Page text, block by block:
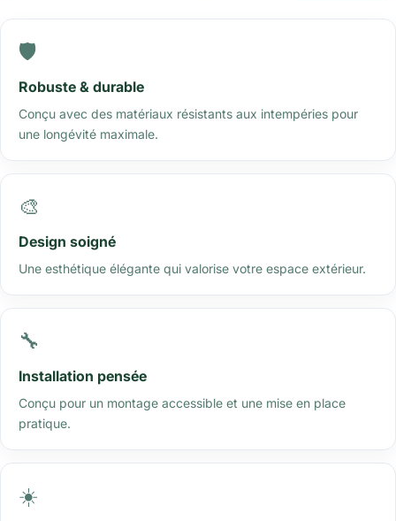
🛡️
Robuste & durable
Conçu avec des matériaux résistants aux intempéries pour
une longévité maximale.
🎨
Design soigné
Une esthétique élégante qui valorise votre espace extérieur.
🔧
Installation pensée
Conçu pour un montage accessible et une mise en place
pratique.
☀️